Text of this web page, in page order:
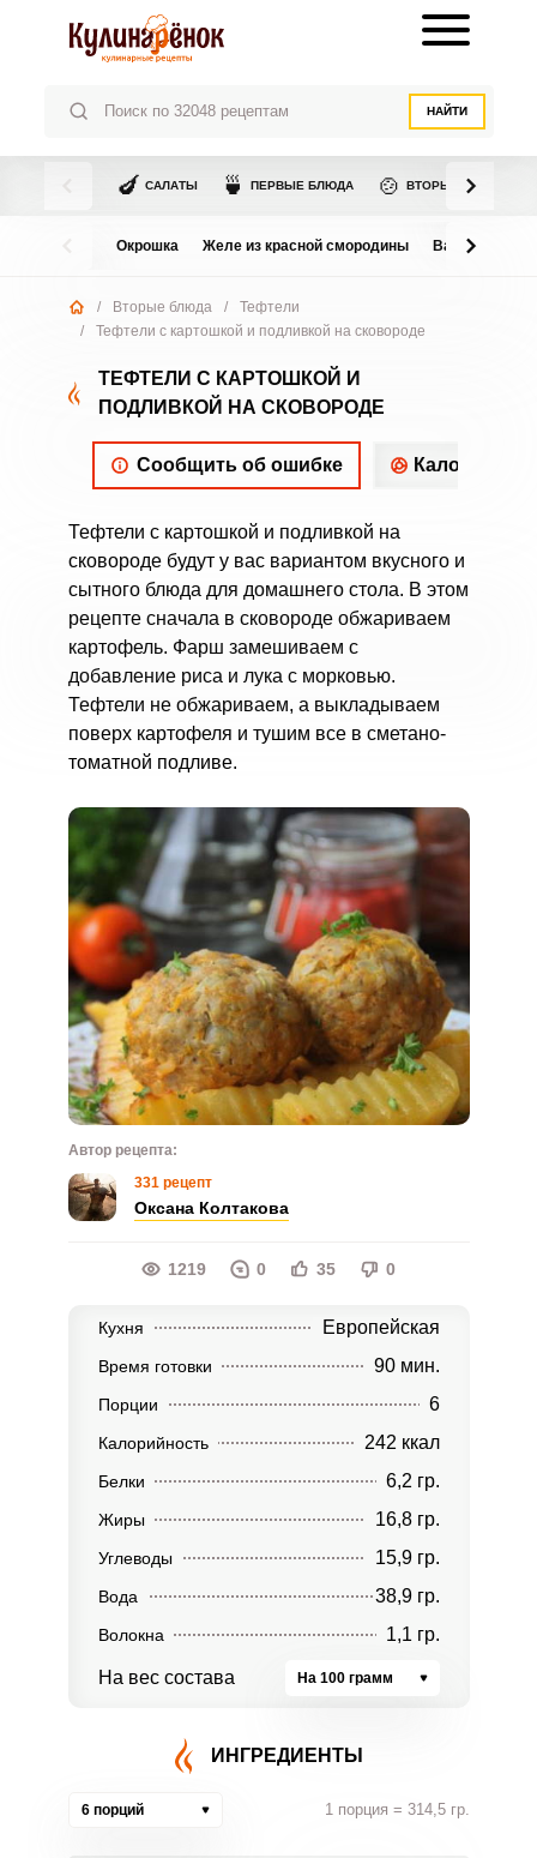
НАЙТИ
🍆 САЛАТЫ 🍵 ПЕРВЫЕ БЛЮДА 🍲 ВТОРЫЕ БЛЮДА
Окрошка Желе из красной смородины Варенье из
/ Вторые блюда /
Тефтели
/
Тефтели с картошкой и подливкой на сковороде
ТЕФТЕЛИ С КАРТОШКОЙ И
ПОДЛИВКОЙ НА СКОВОРОДЕ
Сообщить об ошибке
Тефтели с картошкой и подливкой на
сковороде будут у вас вариантом вкусного и
сытного блюда для домашнего стола. В этом
рецепте сначала в сковороде обжариваем
картофель. Фарш замешиваем с
добавление риса и лука с морковью.
Тефтели не обжариваем, а выкладываем
поверх картофеля и тушим все в сметано-
томатной подливе.
Автор рецепта:
331 рецепт
Оксана Колтакова
1219 0 35 0
Кухня Европейская
Время готовки 90 мин.
Порции 6
Калорийность 242 ккал
Белки 6,2 гр.
Жиры 16,8 гр.
Углеводы 15,9 гр.
Вода 38,9 гр.
Волокна 1,1 гр.
На вес состава На 100 грамм
ИНГРЕДИЕНТЫ
6 порций 1 порция = 314,5 гр.